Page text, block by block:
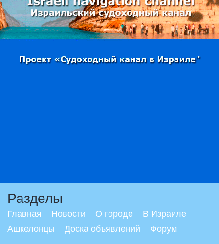
Разделы
Главная Новости О городе
В Израиле
Ашкелонцы
Доска объявлений Форум